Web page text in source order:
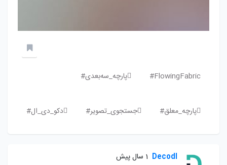
FlowingFabric# پارچه_سه‌بعدی#
پارچه_معلق# جستجوی_تصویر# دکو_دی_ال#
Decodl 1 سال پیش